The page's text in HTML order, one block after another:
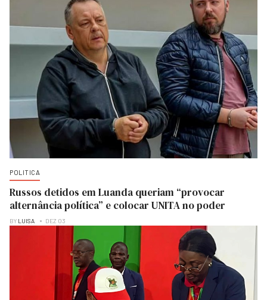
POLITICA
Russos detidos em Luanda queriam “provocar
alternância política” e colocar UNITA no poder
BY LUISA DEZ 03